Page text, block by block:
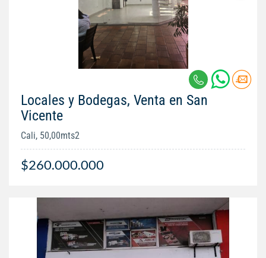
Locales y Bodegas, Venta en San
Vicente
Cali, 50,00mts2
$260.000.000